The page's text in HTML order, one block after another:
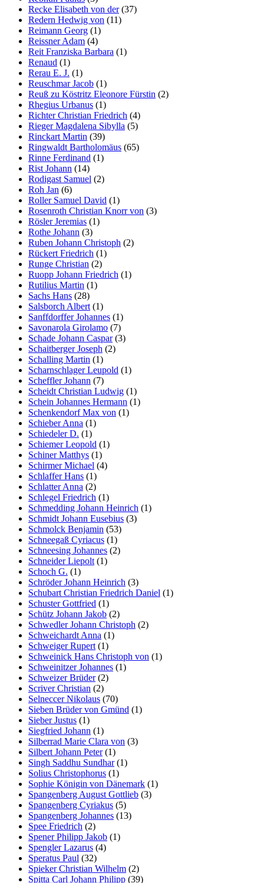
Recke Elisabeth von der(37)
Redern Hedwig von (11)
Reimann Georg (1)
Reissner Adam (4)
Reit Franziska Barbara (1)
Renaud (1)
Rerau E. J. (1)
Reuschmar Jacob (1)
Reuß zu Köstritz Eleonore Fürstin (2)
Rhegius Urbanus (1)
Richter Christian Friedrich (4)
Rieger Magdalena Sibylla (5)
Rinckart Martin (39)
Ringwaldt Bartholomäus (65)
Rinne Ferdinand (1)
Rist Johann (14)
Rodigast Samuel (2)
Roh Jan (6)
Roller Samuel David (1)
Rosenroth Christian Knorr von (3)
Rösler Jeremias (1)
Rothe Johann (3)
Ruben Johann Christoph (2)
Rückert Friedrich (1)
Runge Christian (2)
Ruopp Johann Friedrich (1)
Rutilius Martin (1)
Sachs Hans (28)
Salsborch Albert (1)
Sanffdorffer Johannes (1)
Savonarola Girolamo (7)
Schade Johann Caspar(3)
Schaitberger Joseph (2)
Schalling Martin (1)
Scharnschlager Leupold (1)
Scheffler Johann (7)
Scheidt Christian Ludwig (1)
Schein Johannes Hermann (1)
Schenkendorf Max von (1)
Schieber Anna (1)
Schiedeler D. (1)
Schiemer Leopold (1)
Schiner Matthys (1)
Schirmer Michael (4)
Schlaffer Hans (1)
Schlatter Anna (2)
Schlegel Friedrich (1)
Schmedding Johann Heinrich (1)
Schmidt Johann Eusebius (3)
Schmolck Benjamin (53)
Schneegaß Cyriacus (1)
Schneesing Johannes (2)
Schneider Liepolt (1)
Schoch G. (1)
Schröder Johann Heinrich (3)
Schubart Christian Friedrich Daniel (1)
Schuster Gottfried (1)
Schütz Johann Jakob (2)
Schwedler Johann Christoph (2)
Schweichardt Anna (1)
Schweiger Rupert (1)
Schweinick Hans Christoph von (1)
Schweinitzer Johannes (1)
Schweizer Brüder(2)
Scriver Christian (2)
Selneccer Nikolaus (70)
Sieben Brüder von Gmünd (1)
Sieber Justus (1)
Siegfried Johann (1)
Silberrad Marie Clara von (3)
Silbert Johann Peter(1)
Singh Saddhu Sundhar(1)
Solius Christophorus (1)
Sophie Königin von Dänemark (1)
Spangenberg August Gottlieb (3)
Spangenberg Cyriakus (5)
Spangenberg Johannes (13)
Spee Friedrich (2)
Spener Philipp Jakob (1)
Spengler Lazarus (4)
Speratus Paul (32)
Spieker Christian Wilhelm (2)
Spitta Carl Johann Philipp (39)